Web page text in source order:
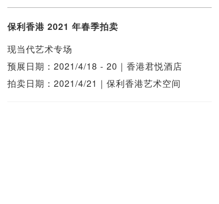
保利香港 2021 年春季拍卖
现当代艺术专场
预展日期：2021/4/18 - 20｜香港君悦酒店
拍卖日期：2021/4/21｜保利香港艺术空间